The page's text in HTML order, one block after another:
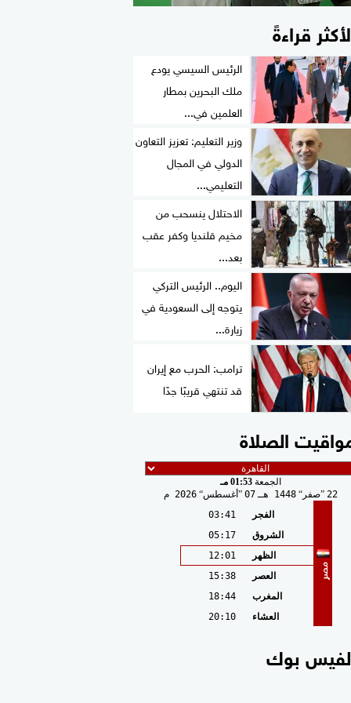
قراءةً
الرئيس السيسي يودع
ملك البحرين بمطار
العلمين في...
وزير التعليم: تعزيز التعاون
الدولي في المجال
التعليمي...
الاحتلال ينسحب من
مخيم قلنديا وكفر عقب
بعد...
اليوم.. الرئيس التركي
يتوجه إلى السعودية في
زيارة...
ترامب: الحرب مع إيران
قد تنتهي قريبًا جدًا
الصلاة
الجمعة 01:53 مـ
22 صفر 1448 هـ 07 أغسطس 2026 م
مصر
الفجر
03:41
الشروق
05:17
الظهر
12:01
العصر
15:38
المغرب
18:44
العشاء
20:10
بوك